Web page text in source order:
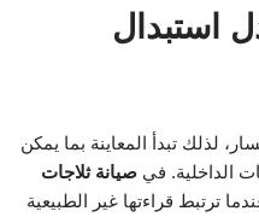
استبدال
لذلك تبدأ المعاينة بما يمكن
الداخلية. في صيانة ثلاجات
ترتبط قراءتها غير الطبيعية